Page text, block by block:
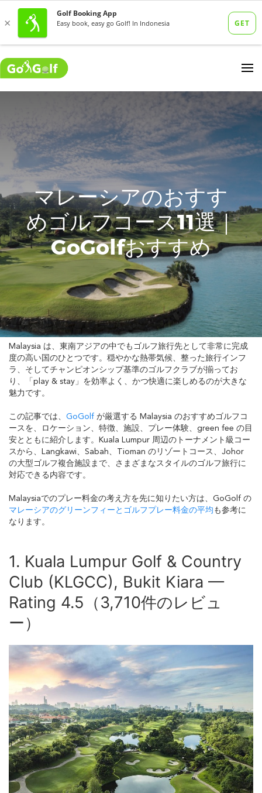
マレーシアのおすす
めゴルフコース11選｜
GoGolfおすすめ
Malaysia は、東南アジアの中でもゴルフ旅行先として非常に完成
度の高い国のひとつです。穏やかな熱帯気候、整った旅行インフ
ラ、そしてチャンピオンシップ基準のゴルフクラブが揃ってお
り、「play & stay」を効率よく、かつ快適に楽しめるのが大きな
魅力です。
この記事では、 GoGolf が厳選する Malaysia のおすすめゴルフコ
ースを、ロケーション、特徴、施設、プレー体験、green fee の目
安とともに紹介します。Kuala Lumpur 周辺のトーナメント級コー
スから、Langkawi、Sabah、Tioman のリゾートコース、Johor
の大型ゴルフ複合施設まで、さまざまなスタイルのゴルフ旅行に
対応できる内容です。
Malaysiaでのプレー料金の考え方を先に知りたい方は、GoGolf の
マレーシアのグリーンフィーとゴルフプレー料金の平均 も参考に
なります。
1. Kuala Lumpur Golf & Country
Club (KLGCC), Bukit Kiara —
Rating 4.5（3,710件のレビュ
ー）